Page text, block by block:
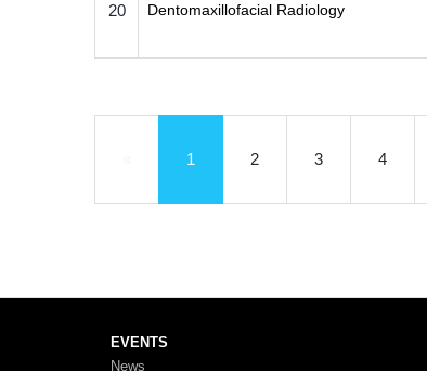
20 Dentomaxillofacial Radiology
1 2 3 4
EVENTS
News